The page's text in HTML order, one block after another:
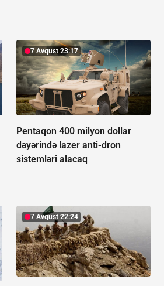
7 Avqust 23:17
Pentaqon 400 milyon dollar
dəyərində lazer anti-dron
sistemləri alacaq
7 Avqust 22:24